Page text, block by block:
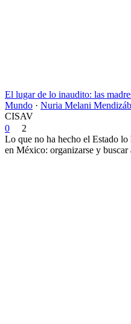
El lugar de lo inaudito: las
Mundo · Nuria Melani
CISAV
0
2
Lo que no ha hecho el Estado lo
en México: organizarse y buscar